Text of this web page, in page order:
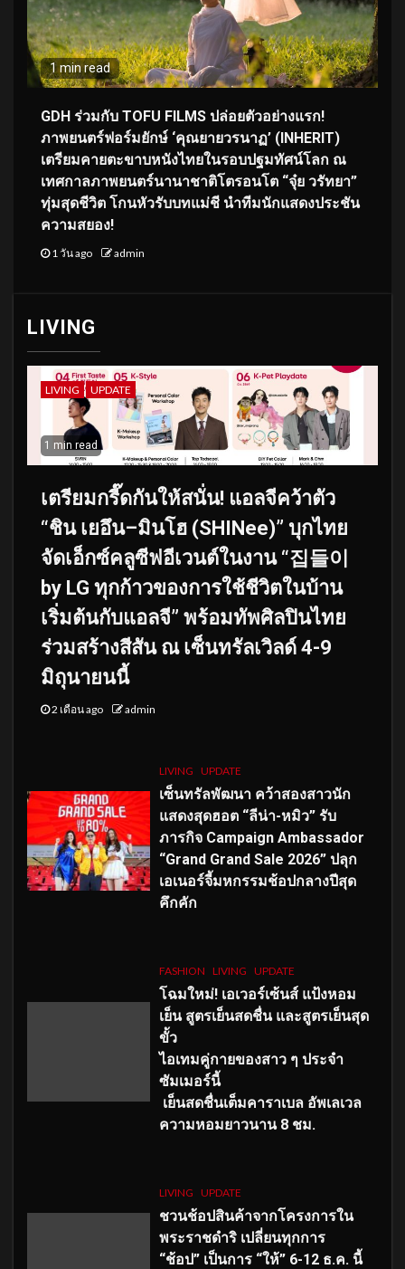
1 min read
GDH ร่วมกับ TOFU FILMS ปล่อยตัวอย่างแรก!
ภาพยนตร์ฟอร์มยักษ์ ‘คุณยายวรนาฏ’ (INHERIT)
เตรียมคายตะขาบหนังไทยในรอบปฐมทัศน์โลก ณ
เทศกาลภาพยนตร์นานาชาติโตรอนโต “จุ๋ย วรัทยา”
ทุ่มสุดชีวิต โกนหัวรับบทแม่ชี นำทีมนักแสดงประชัน
ความสยอง!
1 วัน ago admin
LIVING
LIVING UPDATE
1 min read
เตรียมกรี๊ดกันให้สนั่น! แอลจีคว้าตัว
“ชิน เยอึน–มินโฮ (SHINee)” บุกไทย
จัดเอ็กซ์คลูซีฟอีเวนต์ในงาน “집들이
by LG ทุกก้าวของการใช้ชีวิตในบ้าน
เริ่มต้นกับแอลจี” พร้อมทัพศิลปินไทย
ร่วมสร้างสีสัน ณ เซ็นทรัลเวิลด์ 4-9
มิถุนายนนี้
2 เดือน ago admin
LIVING UPDATE
เซ็นทรัลพัฒนา คว้าสองสาวนัก
แสดงสุดฮอต “ลีน่า-หมิว” รับ
ภารกิจ Campaign Ambassador
“Grand Grand Sale 2026” ปลุก
เอเนอร์จี้มหกรรมช้อปกลางปีสุด
คึกคัก
FASHION LIVING UPDATE
โฉมใหม่! เอเวอร์เซ้นส์ แป้งหอม
เย็น สูตรเย็นสดชื่น และสูตรเย็นสุด
ขั้ว
ไอเทมคู่กายของสาว ๆ ประจำ
ซัมเมอร์นี้
เย็นสดชื่นเต็มคาราเบล อัพเลเวล
ความหอมยาวนาน 8 ชม.
LIVING UPDATE
ชวนช้อปสินค้าจากโครงการใน
พระราชดำริ เปลี่ยนทุกการ
“ช้อป” เป็นการ “ให้” 6-12 ธ.ค. นี้